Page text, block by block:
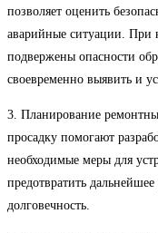
позволяет оценить
аварийные ситуации. При
подвержены опасности
своевременно выявить и
3. Планирование
просадку помогают
необходимые меры для
предотвратить
долговечность.